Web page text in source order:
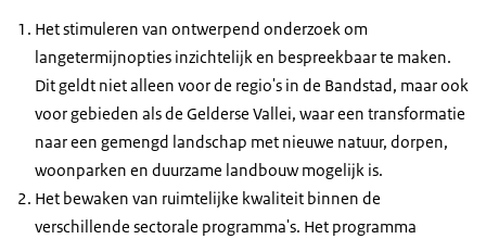
Het stimuleren van ontwerpend onderzoek om
langetermijnopties inzichtelijk en bespreekbaar te maken.
Dit geldt niet alleen voor de regio's in de Bandstad, maar ook
voor gebieden als de Gelderse Vallei, waar een transformatie
naar een gemengd landschap met nieuwe natuur, dorpen,
woonparken en duurzame landbouw mogelijk is.
Het bewaken van ruimtelijke kwaliteit binnen de
verschillende sectorale programma's. Het programma